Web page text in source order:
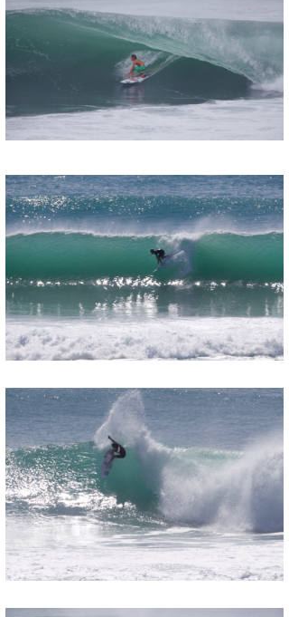
今月のプレゼント
湘南
千葉北
伊豆
千葉南
四国
沖縄
お知らせ
その他
ルール＆How to
VOTE!
サーファーズ
ライター/寄稿メディア
Core Surf Japan
Naoya Kimoto
mitsuteru Kamio
Yasunari Inoue
Yoshiyuki Obata
arukasvision
メディア
SURFMEDIA
Colors MAGAZINE
WAVAL
波伝説アンバサダー/プロライダー
福島寿実子
中浦“JET”章
嵯峨明日香
波伝説スタッフ
☆加藤
+☆maki☆+
波伝説